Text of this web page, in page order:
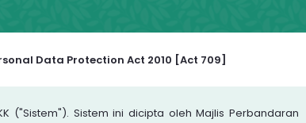
Data Protection Act 2010 [Act 709]
("Sistem"). Sistem ini dicipta oleh Majlis Perbandaran